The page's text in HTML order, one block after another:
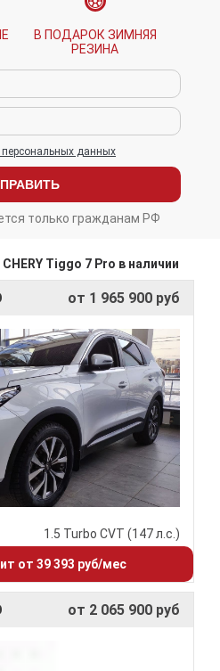
В ПОДАРОК ЗИМНЯЯ
РЕЗИНА
персональных данных
только гражданам РФ
Tiggo 7 Pro в наличии
от 1 965 900 руб
1.5 Turbo CVT (147 л.с.)
от 39 393 руб/мес
от 2 065 900 руб